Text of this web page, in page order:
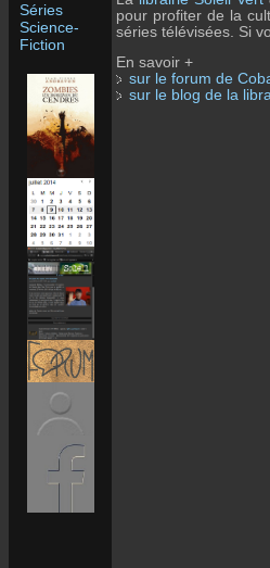
Séries
Science-
Fiction
pour profiter de la
séries télévisées. Si
En savoir +
sur le forum de
sur le blog de la